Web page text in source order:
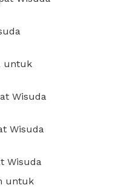
untuk
Wisuda
Wisuda
Wisuda
untuk